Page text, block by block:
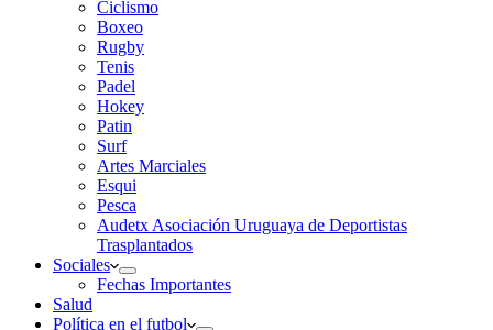
Ciclismo
Boxeo
Rugby
Tenis
Padel
Hokey
Patin
Surf
Artes Marciales
Esqui
Pesca
Audetx Asociación Uruguaya de Deportistas
Trasplantados
Sociales
Fechas Importantes
Salud
Política en el futbol